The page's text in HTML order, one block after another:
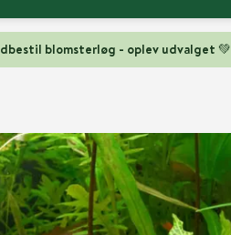
blomsterløg - oplev udvalget 💚